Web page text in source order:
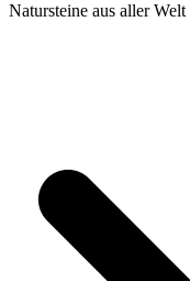
Natursteine aus aller Welt